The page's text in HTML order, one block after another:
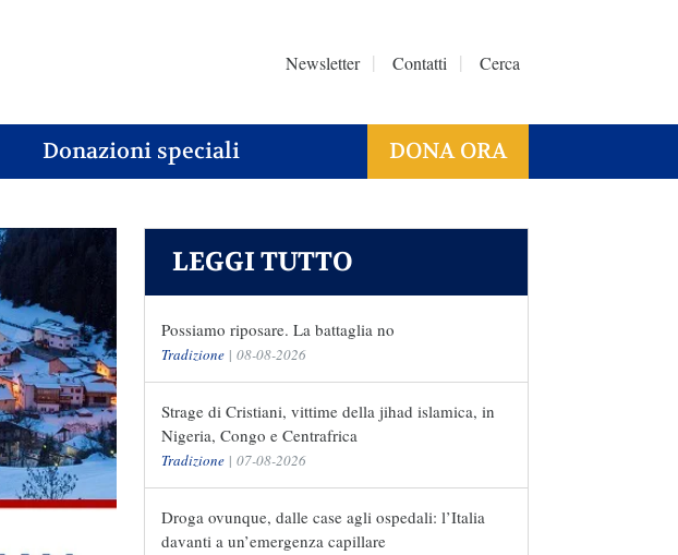
Newsletter Contatti Cerca
Donazioni speciali DONA ORA
LEGGI TUTTO
Possiamo riposare. La battaglia no
Tradizione | 08-08-2026
Strage di Cristiani, vittime della jihad islamica, in
Nigeria, Congo e Centrafrica
Tradizione | 07-08-2026
Droga ovunque, dalle case agli ospedali: l’Italia
davanti a un’emergenza capillare